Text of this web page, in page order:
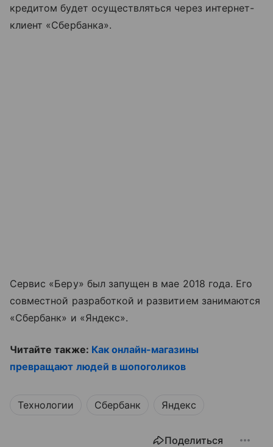
кредитом будет осуществляться через интернет-
клиент «Сбербанка».
Сервис «Беру» был запущен в мае 2018 года. Его
совместной разработкой и развитием занимаются
«Сбербанк» и «Яндекс».
Читайте также: Как онлайн-магазины
превращают людей в шопоголиков
Технологии Сбербанк Яндекс
Поделиться